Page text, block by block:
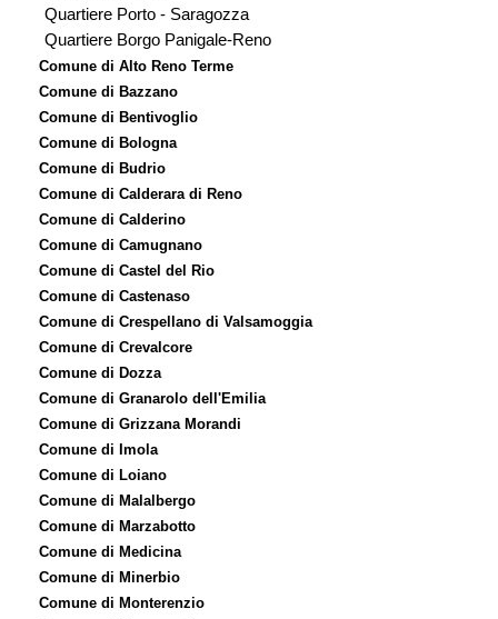
Quartiere Porto - Saragozza
Quartiere Borgo Panigale-Reno
Comune di Alto Reno Terme
Comune di Bazzano
Comune di Bentivoglio
Comune di Bologna
Comune di Budrio
Comune di Calderara di Reno
Comune di Calderino
Comune di Camugnano
Comune di Castel del Rio
Comune di Castenaso
Comune di Crespellano di Valsamoggia
Comune di Crevalcore
Comune di Dozza
Comune di Granarolo dell'Emilia
Comune di Grizzana Morandi
Comune di Imola
Comune di Loiano
Comune di Malalbergo
Comune di Marzabotto
Comune di Medicina
Comune di Minerbio
Comune di Monterenzio